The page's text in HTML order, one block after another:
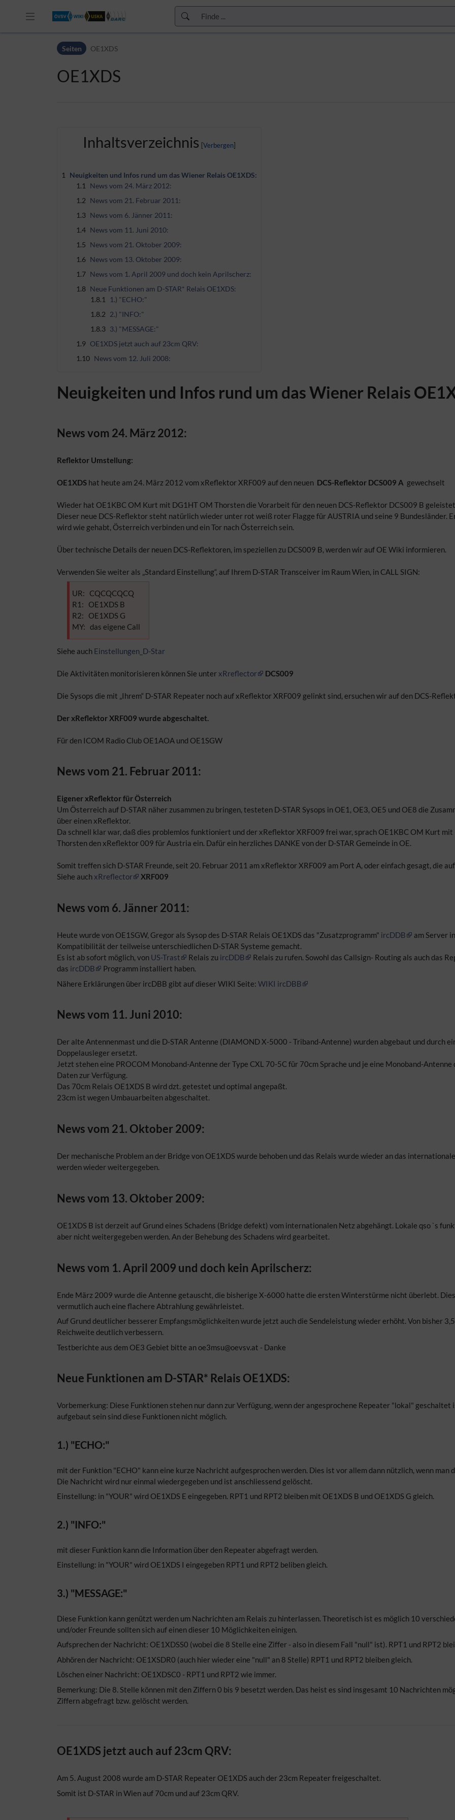
Zur Hauptnavigation
Zum Arbeitsbereich
Seiten OE1XDS
OE1XDS
Inhaltsverzeichnis
1
Neuigkeiten und Infos rund um das Wiener Relais OE1XDS:
1.1
News vom 24. März 2012:
1.2 News vom 21. Februar 2011:
1.3 News vom 6. Jänner 2011:
1.4 News vom 11. Juni 2010:
1.5 News vom 21. Oktober 2009:
1.6 News vom 13. Oktober 2009:
1.7 News vom 1. April 2009 und doch kein Aprilscherz:
1.8 Neue Funktionen am D-STAR* Relais OE1XDS:
1.8.1
1.) "ECHO:"
1.8.2 2.) "INFO:"
1.8.3 3.) "MESSAGE:"
1.9 OE1XDS jetzt auch auf 23cm QRV:
1.10 News vom 12. Juli 2008:
Neuigkeiten und Infos rund um das Wiener Relais
News vom 24. März 2012:
Reflektor Umstellung:
OE1XDS hat heute am 24. März 2012 vom xReflektor XRF009 auf den neuen DCS-Reflektor DCS009 A gewechselt
Wieder hat OE1KBC OM Kurt mit DG1HT OM Thorsten die Vorarbeit für den neuen DCS-Reflektor DCS009 B
Dieser neue DCS-Reflektor steht natürlich wieder unter rot weiß roter Flagge für AUSTRIA und seine 9 Bundesländer.
wird wie gehabt, Österreich verbinden und ein Tor nach Österreich sein.
Über technische Details der neuen DCS-Reflektoren, im speziellen zu DCS009 B, werden wir auf OE Wiki informieren.
Verwenden Sie weiter als „Standard Einstellung“, auf Ihrem D-STAR Transceiver im Raum Wien, in CALL SIGN:
UR: CQCQCQCQ
R1: OE1XDS B
R2: OE1XDS G
MY: das eigene Call
Siehe auch Einstellungen_D-Star
Die Aktivitäten monitorisieren können Sie unter xRreflector DCS009
Die Sysops die mit „Ihrem“ D-STAR Repeater noch auf xReflektor XRF009 gelinkt sind, ersuchen wir auf den DCS-
Der xReflektor XRF009 wurde abgeschaltet.
Für den ICOM Radio Club OE1AOA und OE1SGW
News vom 21. Februar 2011:
Eigener xReflektor für Österreich
Um Österreich auf D-STAR näher zusammen zu bringen, testeten D-STAR Sysops in OE1, OE3, OE5 und OE8 die
über einen xReflektor.
Da schnell klar war, daß dies problemlos funktioniert und der xReflektor XRF009 frei war, sprach OE1KBC OM Kurt
Thorsten den xReflektor 009 für Austria ein. Dafür ein herzliches DANKE von der D-STAR Gemeinde in OE.
Somit treffen sich D-STAR Freunde, seit 20. Februar 2011 am xReflektor XRF009 am Port A, oder einfach gesagt, die
Siehe auch xRreflector XRF009
News vom 6. Jänner 2011:
Heute wurde von OE1SGW, Gregor als Sysop des D-STAR Relais OE1XDS das "Zusatzprogramm" ircDDB
am Server
Kompatibilität der teilweise unterschiedlichen D-STAR Systeme gemacht.
Es ist ab sofort möglich, von US-Trast Relais zu ircDDB
Relais zu rufen. Sowohl das Callsign- Routing als auch das
das ircDDB
Programm installiert haben.
Nähere Erklärungen über ircDBB gibt auf dieser WIKI Seite: WIKI ircDBB
News vom 11. Juni 2010:
Der alte Antennenmast und die D-STAR Antenne (DIAMOND X-5000 - Triband-Antenne) wurden abgebaut und durch
Doppelausleger ersetzt.
Jetzt stehen eine PROCOM Monoband-Antenne der Type CXL 70-5C für 70cm Sprache und je eine Monoband-
Daten zur Verfügung.
Das 70cm Relais OE1XDS B wird dzt. getestet und optimal angepaßt.
23cm ist wegen Umbauarbeiten abgeschaltet.
News vom 21. Oktober 2009:
Der mechanische Problem an der Bridge von OE1XDS wurde behoben und das Relais wurde wieder an das
werden wieder weitergegeben.
News vom 13. Oktober 2009:
OE1XDS B ist derzeit auf Grund eines Schadens (Bridge defekt) vom internationalen Netz abgehängt. Lokale qso `s
aber nicht weitergegeben werden. An der Behebung des Schadens wird gearbeitet.
News vom 1. April 2009 und doch kein Aprilscherz:
Ende März 2009 wurde die Antenne getauscht, die bisherige X-6000 hatte die ersten Winterstürme nicht überlebt.
vermutlich auch eine flachere Abtrahlung gewährleistet.
Auf Grund deutlicher besserer Empfangsmöglichkeiten wurde jetzt auch die Sendeleistung wieder erhöht. Von bisher
Reichweite deutlich verbessern.
Testberichte aus dem OE3 Gebiet bitte an oe3msu@oevsv.at - Danke
Neue Funktionen am D-STAR* Relais OE1XDS:
Vorbemerkung: Diese Funktionen stehen nur dann zur Verfügung, wenn der angesprochene Repeater "lokal"
aufgebaut sein sind diese Funktionen nicht möglich.
1.) "ECHO:"
mit der Funktion "ECHO" kann eine kurze Nachricht aufgesprochen werden. Dies ist vor allem dann nützlich, wenn
Die Nachricht wird nur einmal wiedergegeben und ist anschliessend gelöscht.
Einstellung: in "YOUR" wird OE1XDS E eingegeben. RPT1 und RPT2 bleiben mit OE1XDS B und OE1XDS G gleich.
2.) "INFO:"
mit dieser Funktion kann die Information über den Repeater abgefragt werden.
Einstellung: in "YOUR" wird OE1XDS I eingegeben RPT1 und RPT2 beliben gleich.
3.) "MESSAGE:"
Diese Funktion kann genützt werden um Nachrichten am Relais zu hinterlassen. Theoretisch ist es möglich 10
und/oder Freunde sollten sich auf einen dieser 10 Möglichkeiten einigen.
Aufsprechen der Nachricht: OE1XDSS0 (wobei die 8 Stelle eine Ziffer - also in diesem Fall "null" ist). RPT1 und RPT2
Abhören der Nachricht: OE1XSDR0 (auch hier wieder eine "null" an 8 Stelle) RPT1 und RPT2 bleiben gleich.
Löschen einer Nachricht: OE1XDSC0 - RPT1 und RPT2 wie immer.
Bemerkung: Die 8. Stelle können mit den Ziffern 0 bis 9 besetzt werden. Das heist es sind insgesamt 10 Nachrichten
Ziffern abgefragt bzw. gelöscht werden.
OE1XDS jetzt auch auf 23cm QRV:
Am 5. August 2008 wurde am D-STAR Repeater OE1XDS auch der 23cm Repeater freigeschaltet.
Somit ist D-STAR in Wien auf 70cm und auf 23cm QRV.